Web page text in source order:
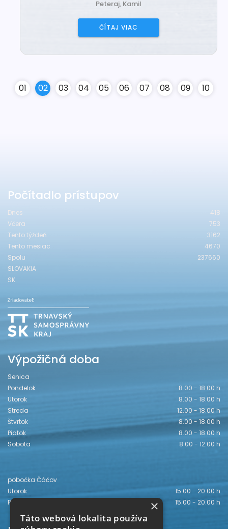
Peteraj, Kamil
ČÍTAJ VIAC
01 02 03 04 05 06 07 08 09 10
Počítadlo prístupov
Dnes
418
Včera
753
Tento týždeň
3162
Tento mesiac
4670
Spolu
237660
SLOVAKIA
SK
Výpožičná doba
Senica
Pondelok
8.00 - 18.00 h
Utorok
8.00 - 18.00 h
Streda
12.00 - 18.00 h
Štvrtok
8.00 - 18.00 h
Piatok
8.00 - 18.00 h
Sobota
8.00 - 12.00 h
pobočka Čáčov
Utorok
15.00 - 20.00 h
Piatok
15.00 - 20.00 h
×
Táto webová lokalita používa